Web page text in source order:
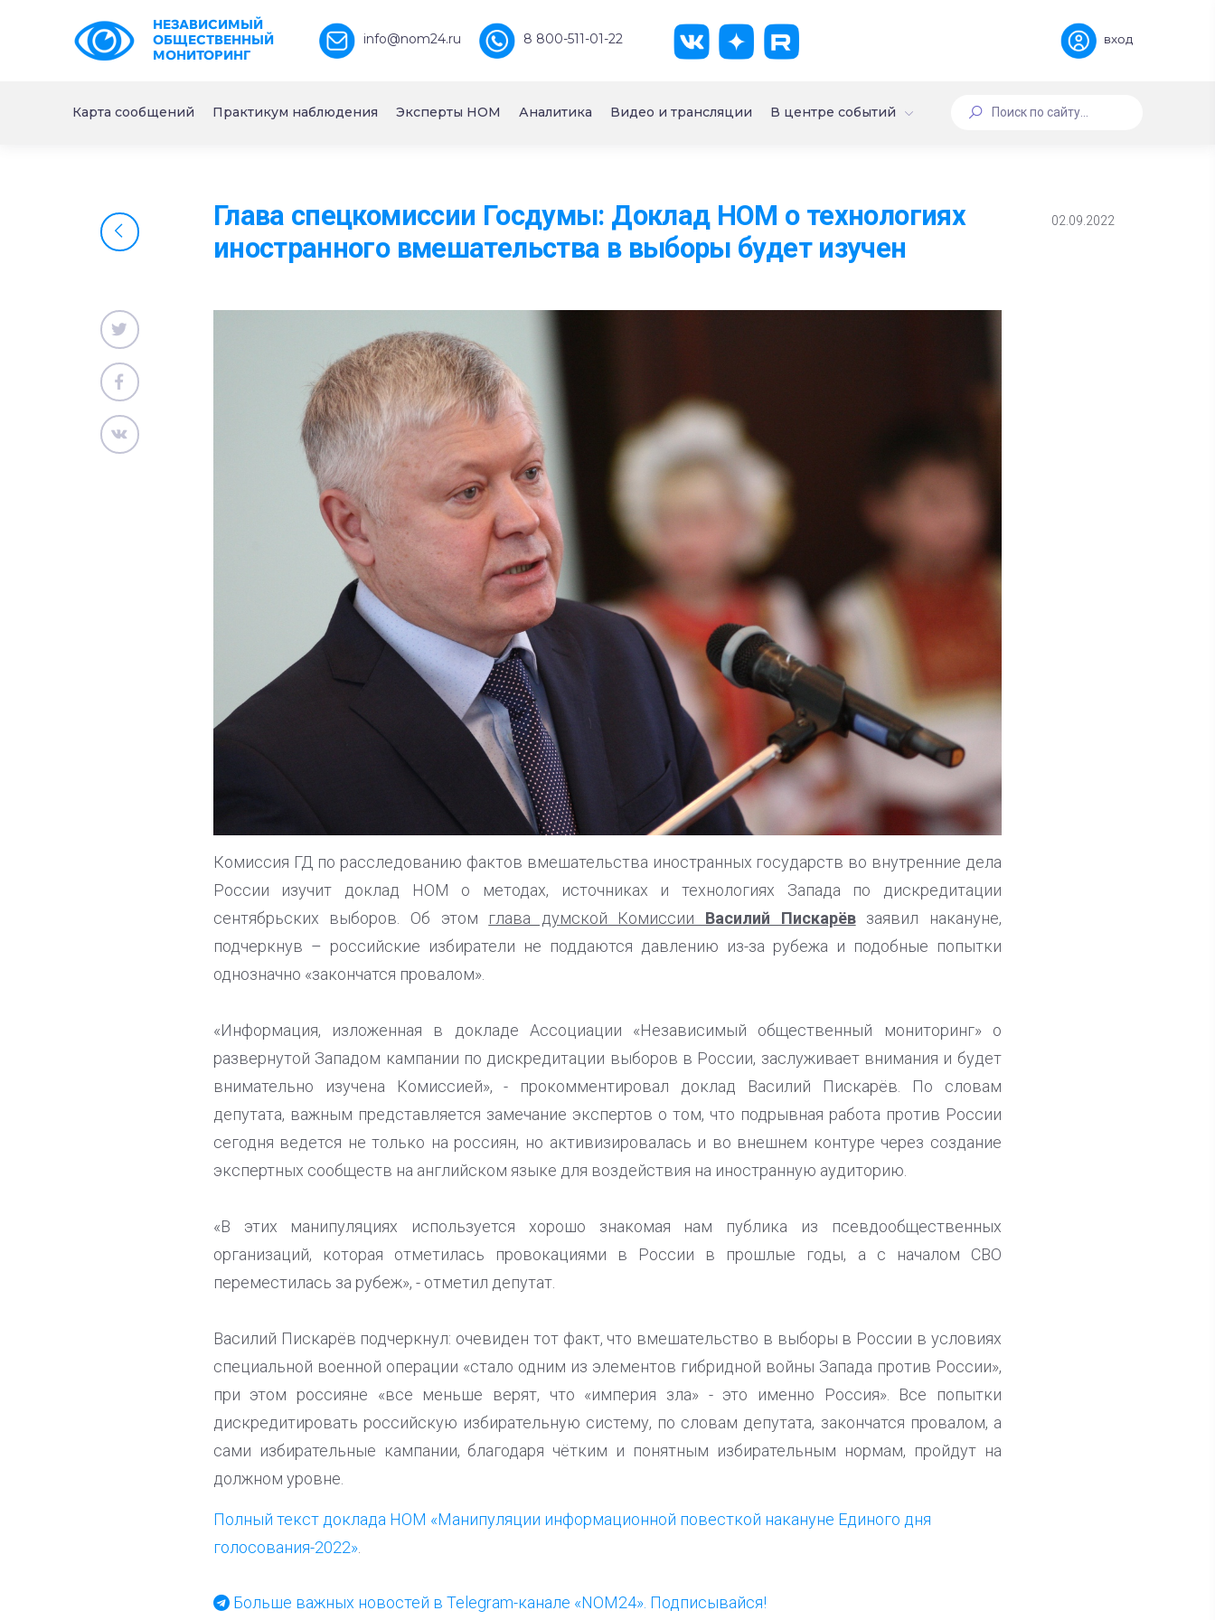
НЕЗАВИСИМЫЙ
ОБЩЕСТВЕННЫЙ
МОНИТОРИНГ
info@nom24.ru 8 800-511-01-22 вход
Карта сообщений Практикум наблюдения Эксперты НОМ Аналитика Видео и трансляции В центре событий
Глава спецкомиссии Госдумы: Доклад НОМ о технологиях
иностранного вмешательства в выборы будет изучен
02.09.2022
Комиссия ГД по расследованию фактов вмешательства иностранных государств во внутренние дела
России изучит доклад НОМ о методах, источниках и технологиях Запада по дискредитации
сентябрьских выборов. Об этом глава думской Комиссии Василий Пискарёвзаявил накануне,
подчеркнув – российские избиратели не поддаются давлению из-за рубежа и подобные попытки
однозначно «закончатся провалом».
«Информация, изложенная в докладе Ассоциации «Независимый общественный мониторинг» о
развернутой Западом кампании по дискредитации выборов в России, заслуживает внимания и будет
внимательно изучена Комиссией», - прокомментировал доклад Василий Пискарёв. По словам
депутата, важным представляется замечание экспертов о том, что подрывная работа против России
сегодня ведется не только на россиян, но активизировалась и во внешнем контуре через создание
экспертных сообществ на английском языке для воздействия на иностранную аудиторию.
«В этих манипуляциях используется хорошо знакомая нам публика из псевдообщественных
организаций, которая отметилась провокациями в России в прошлые годы, а с началом СВО
переместилась за рубеж», - отметил депутат.
Василий Пискарёв подчеркнул: очевиден тот факт, что вмешательство в выборы в России в условиях
специальной военной операции «стало одним из элементов гибридной войны Запада против России»,
при этом россияне «все меньше верят, что «империя зла» - это именно Россия». Все попытки
дискредитировать российскую избирательную систему, по словам депутата, закончатся провалом, а
сами избирательные кампании, благодаря чётким и понятным избирательным нормам, пройдут на
должном уровне.
Полный текст доклада НОМ «Манипуляции информационной повесткой накануне Единого дня
голосования-2022».
Больше важных новостей в Telegram-канале «NOM24». Подписывайся!